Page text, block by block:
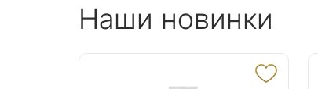
Наши новинки